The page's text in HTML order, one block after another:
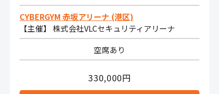
CYBERGYM 赤坂アリーナ (港区)
【主催】 株式会社VLCセキュリティアリーナ
空席あり
330,000円